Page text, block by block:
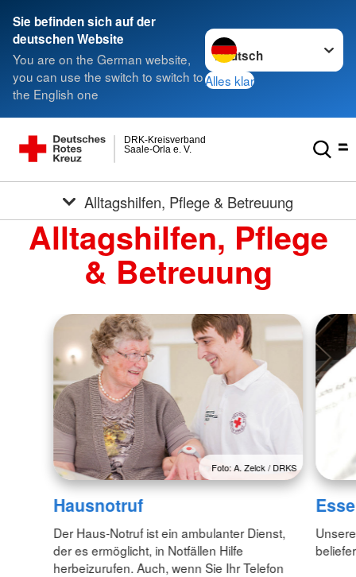
Sie befinden sich auf der
deutschen Website
You are on the German website,
you can use the switch to switch to
the English one
Sprache wechseln zu
Alles klar
Saale-Orla e. V.
DRK-Kreisverband
Alltagshilfen, Pflege & Betreuung
Alltagshilfen, Pflege
& Betreuung
Foto: A. Zelck / DRKS
Hausnotruf
Der Haus-Notruf ist ein ambulanter Dienst,
der es ermöglicht, in Notfällen Hilfe
herbeizurufen. Auch, wenn Sie Ihr Telefon